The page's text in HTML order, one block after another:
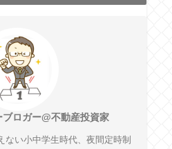
ロガー@不動産投資家
ない小中学生時代、夜間定時制